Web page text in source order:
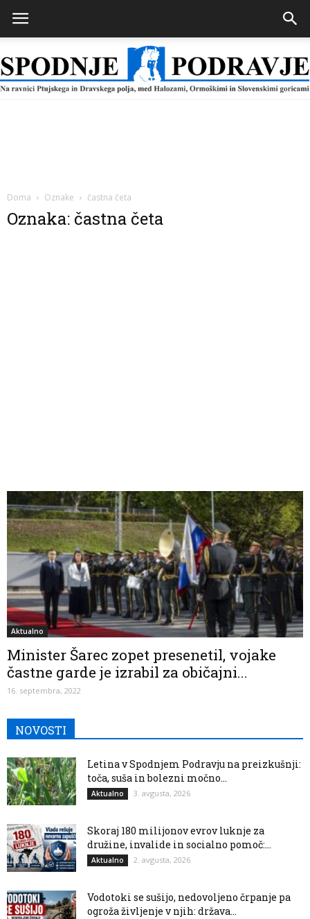
Doma Oznake častna četa
Oznaka: častna četa
Aktualno
Minister Šarec zopet presenetil, vojake
častne garde je izrabil za običajni...
16. septembra, 2022
NOVOSTI
Letina v Spodnjem Podravju na preizkušnji:
toča, suša in bolezni močno...
Aktualno 3. avgusta, 2026
Skoraj 180 milijonov evrov luknje za
družine, invalide in socialno pomoč:...
Aktualno 2. avgusta, 2026
Vodotoki se sušijo, nedovoljeno črpanje pa
ogroža življenje v njih: država...